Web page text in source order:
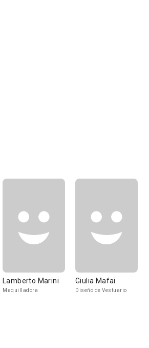
Lamberto Marini
Maquilladora
Giulia Mafai
Diseño de Vestuario